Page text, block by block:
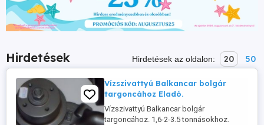
Hirdetések Hirdetések az oldalon: 20 50
Vízszivattyú Balkancar bolgár
targoncához Eladó.
Vízszivattyú Balkancar bolgár
targoncához. 1,6-2-3.5 tonnásokhoz.